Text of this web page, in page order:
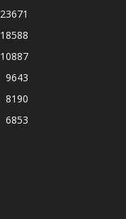
23671
18588
10887
9643
8190
6853